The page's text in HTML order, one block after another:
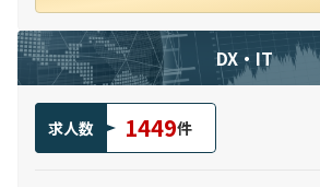
DX・IT
求人数 1449件